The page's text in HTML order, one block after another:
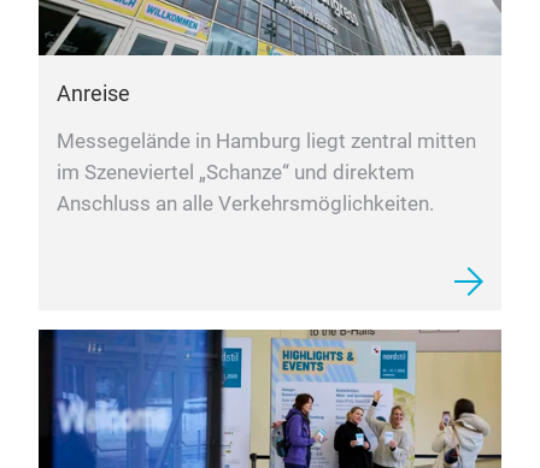
Anreise
Messegelände in Hamburg liegt zentral mitten
im Szeneviertel „Schanze“ und direktem
Anschluss an alle Verkehrsmöglichkeiten.